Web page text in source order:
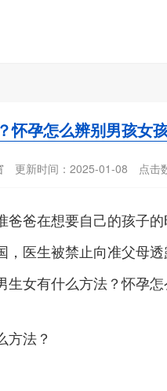
怀孕怎么辨别男孩女
更新时间：2025-01-08 点击
爸在想要自己的孩子的
，医生被禁止向准父母
生女有什么方法？怀孕
法？